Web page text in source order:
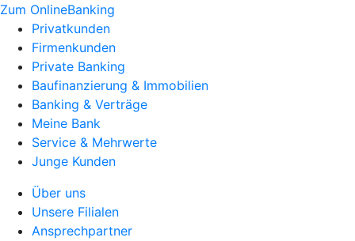
Zum OnlineBanking
Privatkunden
Firmenkunden
Private Banking
Baufinanzierung & Immobilien
Banking & Verträge
Meine Bank
Service & Mehrwerte
Junge Kunden
Über uns
Unsere Filialen
Ansprechpartner